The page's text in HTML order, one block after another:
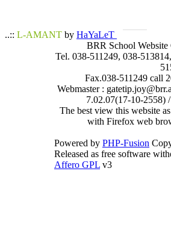
..:: L-AMANT by HaYaLeT
BRR School Website
Tel. 038-511249, 038-
Fax.038-511249 call
Webmaster :
7.02.07(17-10-2558)
The best view this website
with Firefox web
Powered by PHP-Fusion
Released as free software
Affero GPL v3